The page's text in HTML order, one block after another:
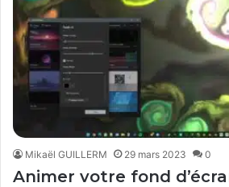
Mikaël GUILLERM 29 mars 2023 0
Animer votre fond